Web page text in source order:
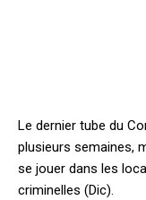
Le dernier tube du
plusieurs semaines,
se jouer dans les
criminelles (Dic).